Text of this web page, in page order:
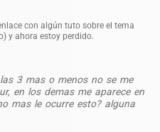
con algún tuto sobre el tema
y ahora estoy perdido.
3 mas o menos no se me
en los demas me aparece en
mas le ocurre esto? alguna